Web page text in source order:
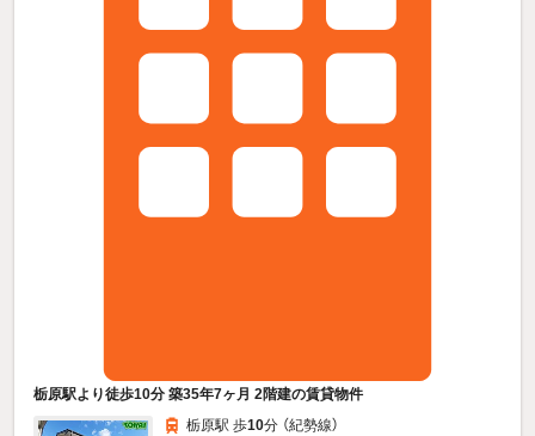
栃原駅より徒歩10分 築35年7ヶ月 2階建の賃貸物件
栃原駅 歩10分 （紀勢線）